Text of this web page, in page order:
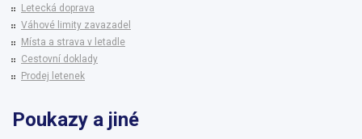
Letecká doprava
Váhové limity zavazadel
Místa a strava v letadle
Cestovní doklady
Prodej letenek
Poukazy a jiné